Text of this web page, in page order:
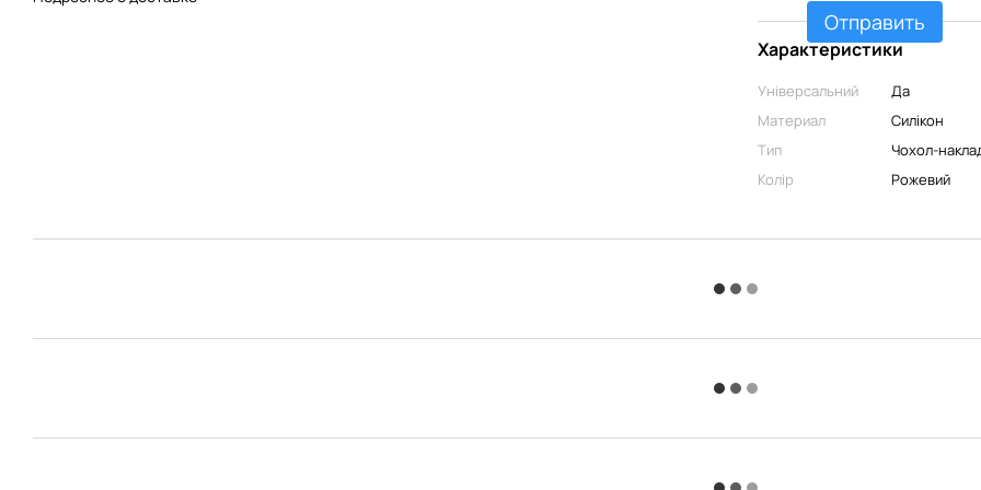
Отправить
Характеристики
Універсальний
Да
Материал
Силікон
Тип
Чохол-
Колір
Рожевий